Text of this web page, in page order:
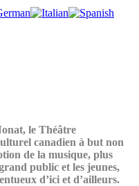
le Théâtre
canadien à but non
de la musique, plus
public et les jeunes,
d’ici et d’ailleurs.